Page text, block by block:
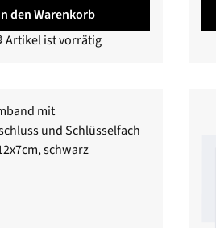
den Warenkorb
Artikel ist vorrätig